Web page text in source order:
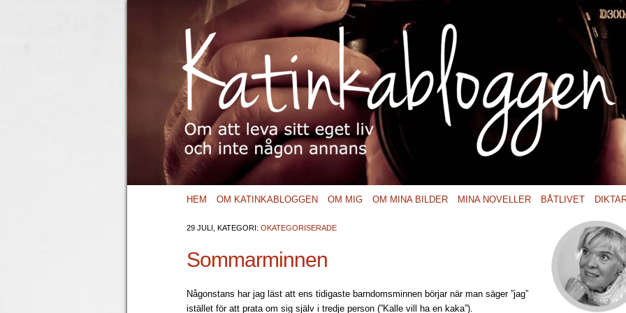
HEM OM KATINKABLOGGEN OM MIG OM MINA BILDER MINA NOVELLER BÅTLIVET
29 JULI, KATEGORI: OKATEGORISERADE
Sommarminnen
Någonstans har jag läst att ens tidigaste barndomsminnen börjar när man säger ”jag”
istället för att prata om sig själv i tredje person (”Kalle vill ha en kaka”).